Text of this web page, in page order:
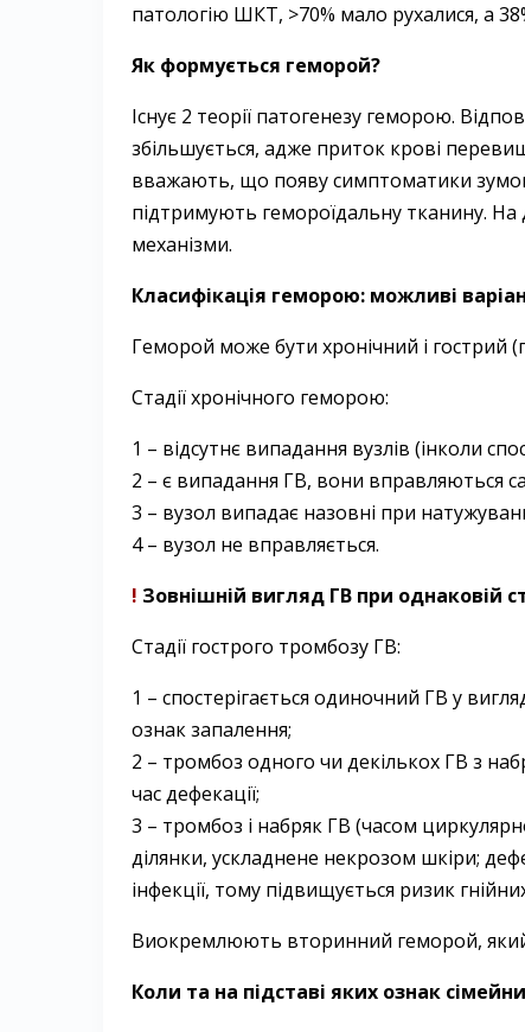
патологію ШКТ, >70% мало рухалися, а
Як формується геморой?
Існує 2 теорії патогенезу геморою.
збільшується, адже приток крові
вважають, що появу симптоматики
підтримують гемороїдальну тканину. На
механізми.
Класифікація геморою: можливі
Геморой може бути хронічний і гострий
Стадії хронічного геморою:
1 – відсутнє випадання вузлів (інколи
2 – є випадання ГВ, вони вправляються
3 – вузол випадає назовні при
4 – вузол не вправляється.
! Зовнішній вигляд ГВ при однаковій
Стадії гострого тромбозу ГВ:
1 – спостерігається одиночний ГВ у
ознак запалення;
2 – тромбоз одного чи декількох ГВ з
час дефекації;
3 – тромбоз і набряк ГВ (часом
ділянки, ускладнене нек­розом шкіри;
інфекції, тому підвищується ризик
Виокремлюють вторинний геморой, який
Коли та на підставі яких ознак